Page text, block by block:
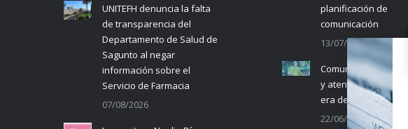
UNITEFH denuncia la falta
de transparencia del
Departamento de Salud de
Sagunto al negar
información sobre el
Servicio de Farmacia
07/08/2026
planificación de
comunicación
13/07/2026
Comunicación
y atención al cliente
era de la IA
22/06/2026